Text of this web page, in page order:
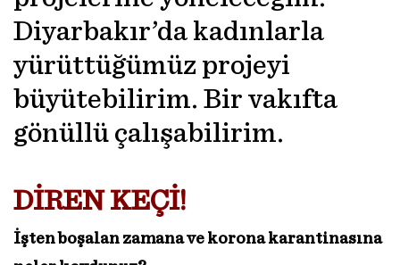
Diyarbakır’da kadınlarla
yürüttüğümüz projeyi
büyütebilirim. Bir vakıfta
gönüllü çalışabilirim.
DİREN KEÇİ!
İşten boşalan zamana ve korona karantinasına